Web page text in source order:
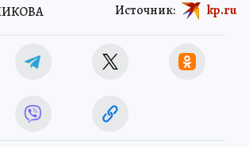
Источник: kp.ru